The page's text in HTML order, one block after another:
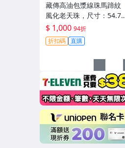
藏傳高油包漿線珠馬蹄紋
風化老天珠，尺寸：54.7×
13左右，材質：瑪瑙，玉
髓 天珠 瑪瑙 硃砂【德寶
齋】405
$ 1,000 94折
折扣碼 直購